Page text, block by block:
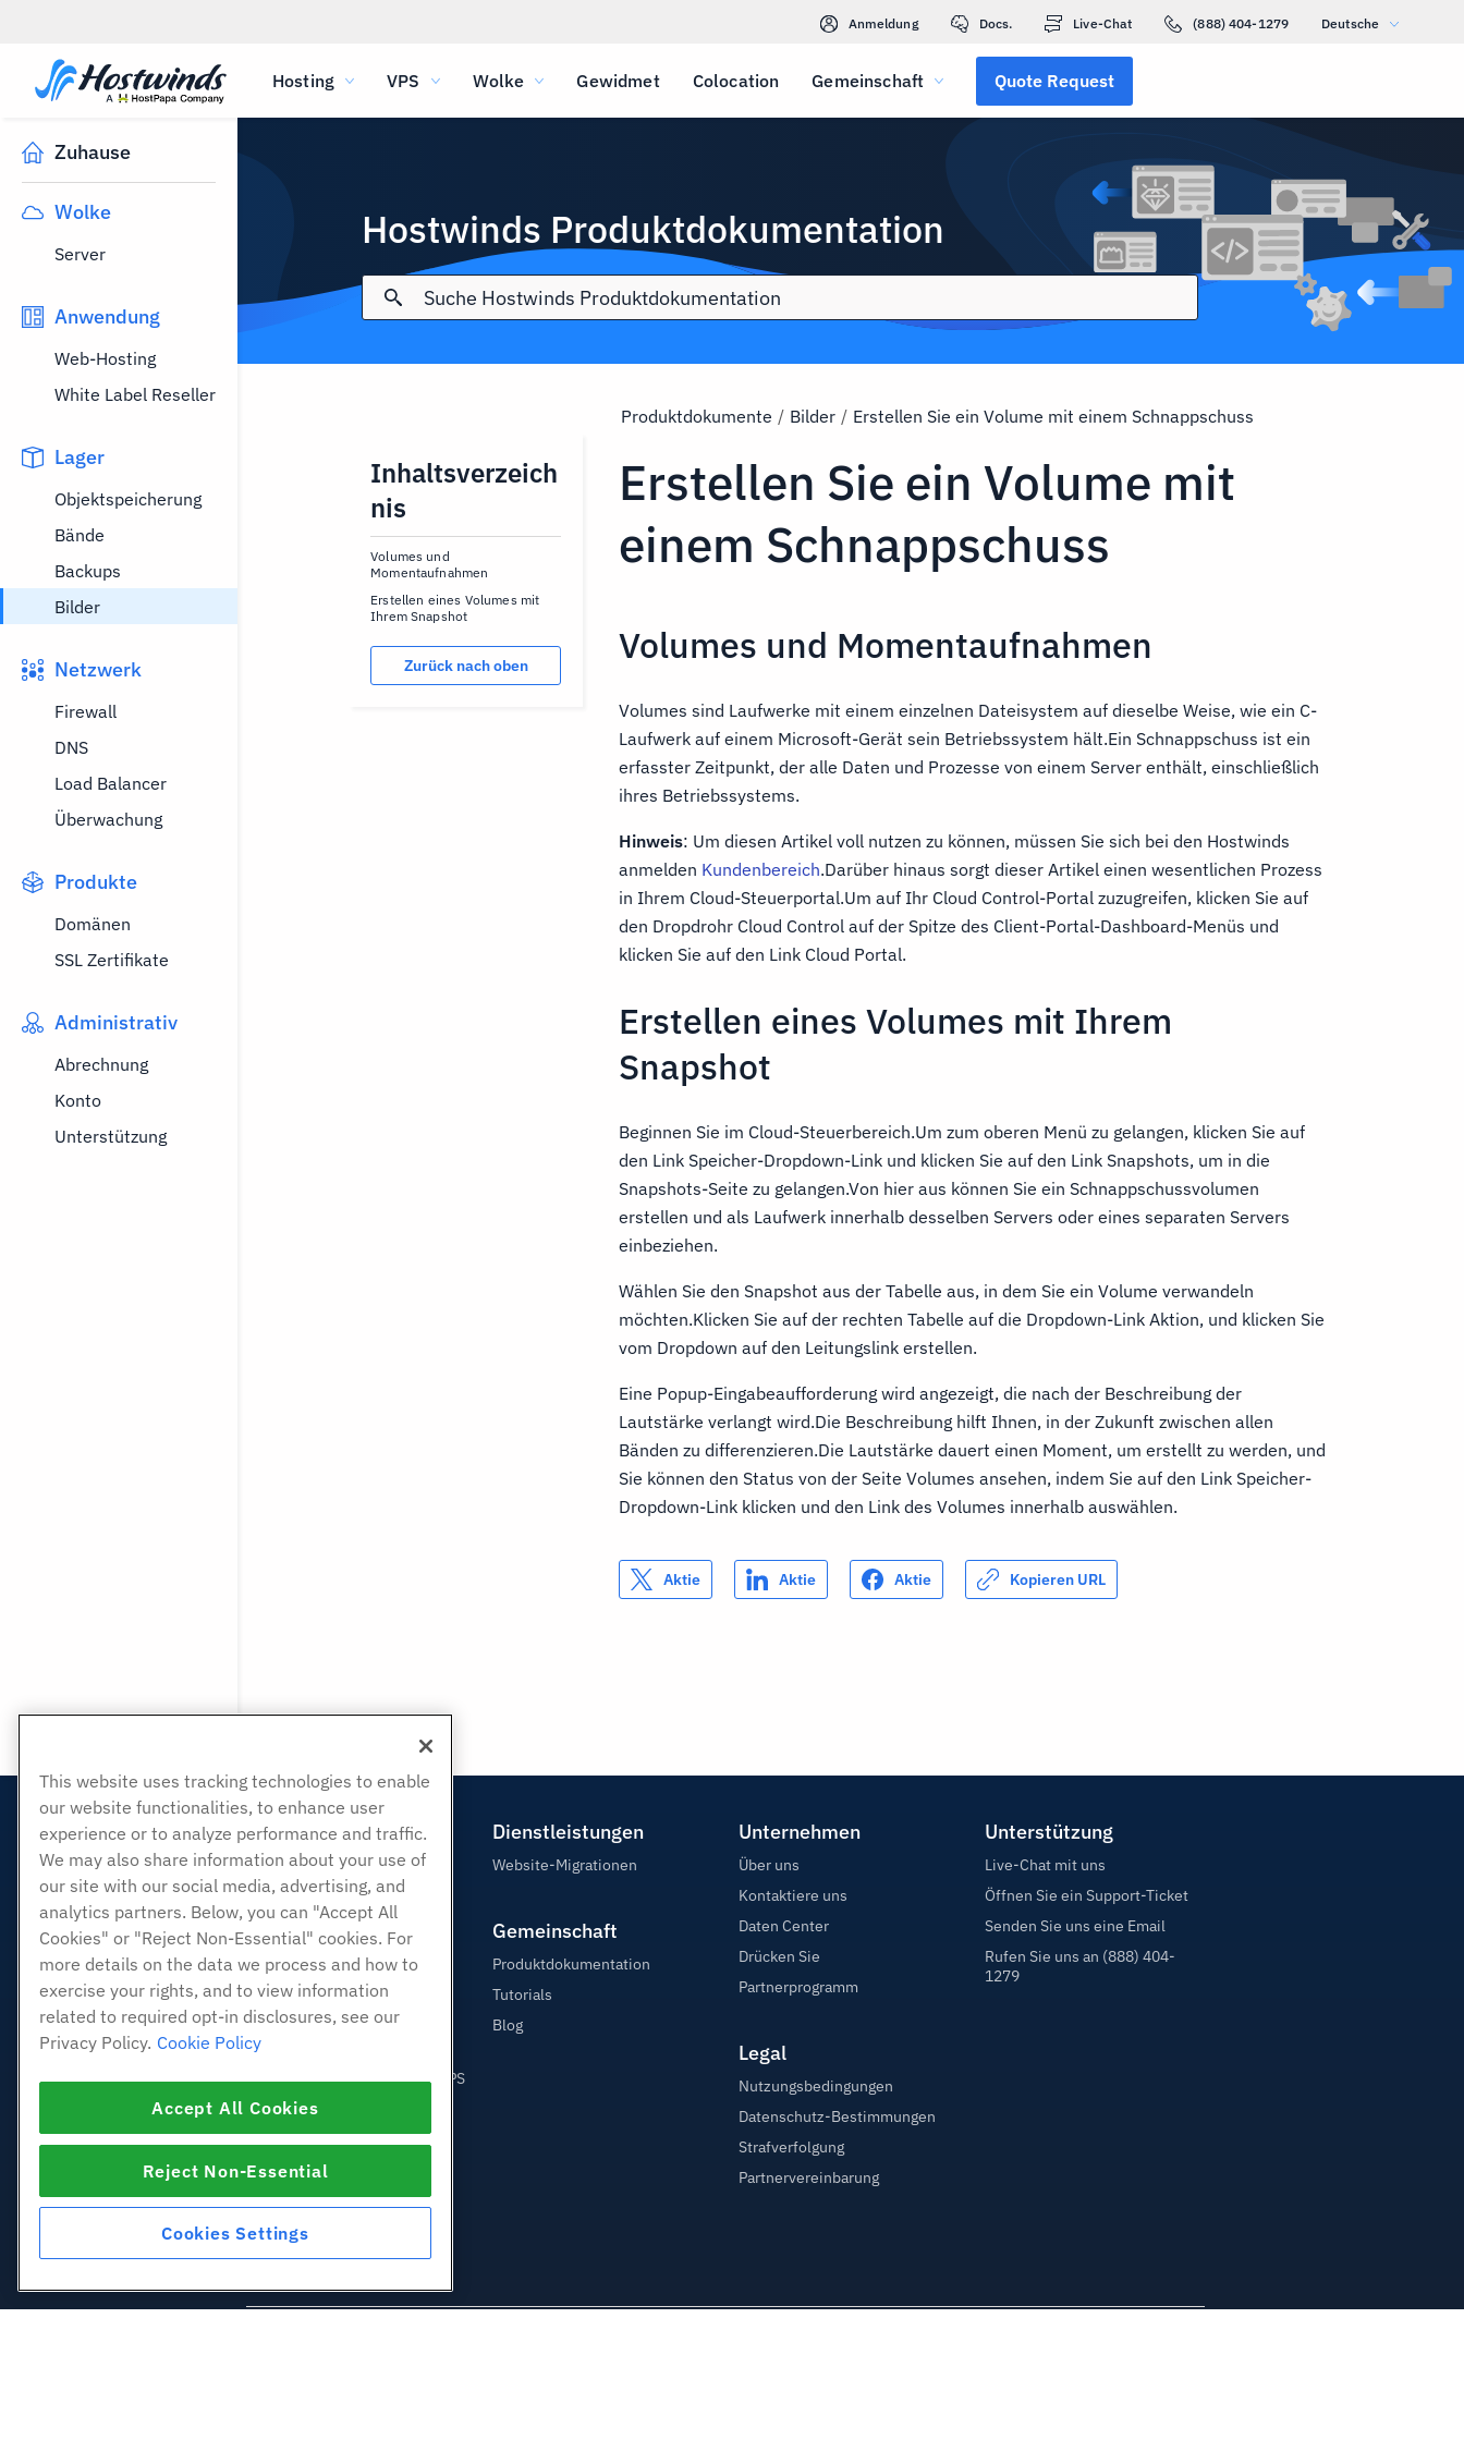
Anmeldung Docs. Live-Chat (888) 404-1279 Deutsche
Hosting VPS Wolke Gewidmet Colocation Gemeinschaft Quote Request
Zuhause
Wolke
Server
Anwendung
Web-Hosting
White Label Reseller
Lager
Objektspeicherung
Bände
Backups
Bilder
Netzwerk
Firewall
DNS
Load Balancer
Überwachung
Produkte
Domänen
SSL Zertifikate
Administrativ
Abrechnung
Konto
Unterstützung
Hostwinds Produktdokumentation
Produktdokumente / Bilder / Erstellen Sie ein Volume mit einem Schnappschuss
Inhaltsverzeich
nis
Volumes und
Momentaufnahmen
Erstellen eines Volumes mit
Ihrem Snapshot
Zurück nach oben
Erstellen Sie ein Volume mit
einem Schnappschuss
Volumes und Momentaufnahmen
Volumes sind Laufwerke mit einem einzelnen Dateisystem auf dieselbe Weise, wie ein C-
Laufwerk auf einem Microsoft-Gerät sein Betriebssystem hält.Ein Schnappschuss ist ein
erfasster Zeitpunkt, der alle Daten und Prozesse von einem Server enthält, einschließlich
ihres Betriebssystems.
Hinweis: Um diesen Artikel voll nutzen zu können, müssen Sie sich bei den Hostwinds
anmelden Kundenbereich.Darüber hinaus sorgt dieser Artikel einen wesentlichen Prozess
in Ihrem Cloud-Steuerportal.Um auf Ihr Cloud Control-Portal zuzugreifen, klicken Sie auf
den Dropdrohr Cloud Control auf der Spitze des Client-Portal-Dashboard-Menüs und
klicken Sie auf den Link Cloud Portal.
Erstellen eines Volumes mit Ihrem
Snapshot
Beginnen Sie im Cloud-Steuerbereich.Um zum oberen Menü zu gelangen, klicken Sie auf
den Link Speicher-Dropdown-Link und klicken Sie auf den Link Snapshots, um in die
Snapshots-Seite zu gelangen.Von hier aus können Sie ein Schnappschussvolumen
erstellen und als Laufwerk innerhalb desselben Servers oder eines separaten Servers
einbeziehen.
Wählen Sie den Snapshot aus der Tabelle aus, in dem Sie ein Volume verwandeln
möchten.Klicken Sie auf der rechten Tabelle auf die Dropdown-Link Aktion, und klicken Sie
vom Dropdown auf den Leitungslink erstellen.
Eine Popup-Eingabeaufforderung wird angezeigt, die nach der Beschreibung der
Lautstärke verlangt wird.Die Beschreibung hilft Ihnen, in der Zukunft zwischen allen
Bänden zu differenzieren.Die Lautstärke dauert einen Moment, um erstellt zu werden, und
Sie können den Status von der Seite Volumes ansehen, indem Sie auf den Link Speicher-
Dropdown-Link klicken und den Link des Volumes innerhalb auswählen.
Aktie Aktie Aktie Kopieren URL
Produkte
Web-Hosting
Business Hosting
Reseller Hosting
White Label Reseller
Verwaltete Linux. VPS
Nicht verwaltete Linux VPS
Verwaltete Fenster. VPS
Nicht verwaltetes Windows VPS
Cloud-Server
Load Balancer
Blockspeicher
Objektspeicherung
SSL Zertifikate
Webanwendungshosting
Dienstleistungen
Website-Migrationen
Gemeinschaft
Produktdokumentation
Tutorials
Blog
Unternehmen
Über uns
Kontaktiere uns
Daten Center
Drücken Sie
Partnerprogramm
Legal
Nutzungsbedingungen
Datenschutz-Bestimmungen
Strafverfolgung
Partnervereinbarung
Unterstützung
Live-Chat mit uns
Öffnen Sie ein Support-Ticket
Senden Sie uns eine Email
Rufen Sie uns an (888) 404-
1279
This website uses tracking technologies to enable
our website functionalities, to enhance user
experience or to analyze performance and traffic.
We may also share information about your use of
our site with our social media, advertising, and
analytics partners. Below, you can "Accept All
Cookies" or "Reject Non-Essential" cookies. For
more details on the data we process and how to
exercise your rights, and to view information
related to required opt-in disclosures, see our
Privacy Policy. Cookie Policy
Accept All Cookies
Reject Non-Essential
Cookies Settings